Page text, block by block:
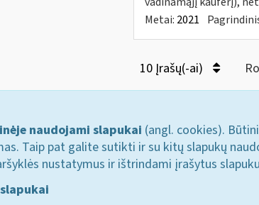
Metai: 2021
10 Įrašų(-ai)
naudojami slapukai (angl. cookies).
Taip pat galite sutikti ir su kitų slapukų
nustatymus ir ištrindami įrašytus